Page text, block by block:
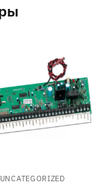
UNCATEGORIZED